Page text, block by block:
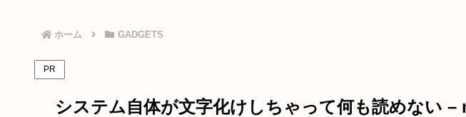
ホーム GADGETS
PR
システム自体が文字化けしちゃって何も読めない –